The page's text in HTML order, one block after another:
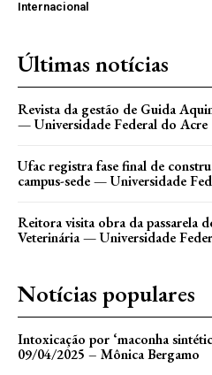
Internacional
Últimas notícias
Revista da gestão de Guida
— Universidade Federal do Acre
Ufac registra fase final de
campus-sede — Universidade
Reitora visita obra da passarela
Veterinária — Universidade
Notícias populares
Intoxicação por ‘maconha
09/04/2025 – Mônica Bergamo